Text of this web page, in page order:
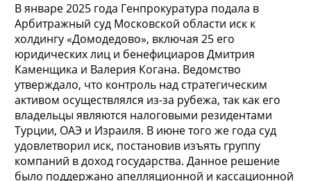
В январе 2025 года Генпрокуратура подала в
Арбитражный суд Московской области иск к
холдингу «Домодедово», включая 25 его
юридических лиц и бенефициаров Дмитрия
Каменщика и Валерия Когана. Ведомство
утверждало, что контроль над стратегическим
активом осуществлялся из-за рубежа, так как его
владельцы являются налоговыми резидентами
Турции, ОАЭ и Израиля. В июне того же года суд
удовлетворил иск, постановив изъять группу
компаний в доход государства. Данное решение
было поддержано апелляционной и кассационной